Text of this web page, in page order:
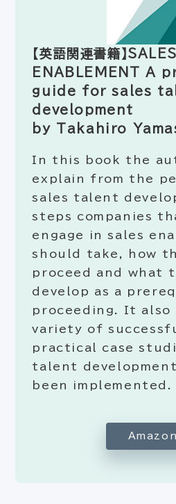
【英語関連書籍】SALES
ENABLEMENT A
guide for sales
development
by Takahiro
In this book the
explain from the
sales talent
steps companies
engage in sales
should take, how
proceed and what
develop as a
proceeding. It also
variety of
practical case
talent
been implemented.
Amazon